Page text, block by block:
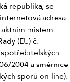
republika, se
adresa:
místem
(EU) č.
2004 a směrnice
sporů on-line).